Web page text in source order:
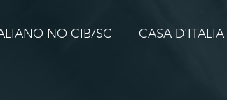
NO CIB/SC CASA